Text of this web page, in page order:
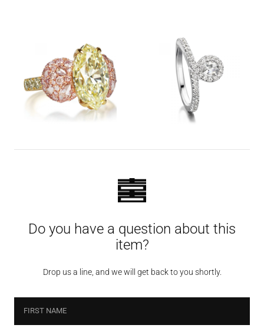
Do you have a question about this
item?
Drop us a line, and we will get back to you shortly.